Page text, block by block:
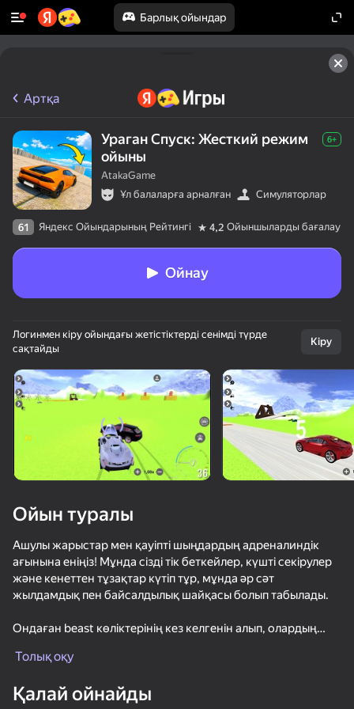
Барлық ойындар
Құрылғыны бұрыңыз
Ойын тек көлденең
бағдарда ғана істейді
Жүктеу
Артқа
Ураган Спуск: Жесткий режим
ойыны
6+
AtakaGame
Ұл балаларға арналған
Симуляторлар
61 Яндекс Ойындарының Рейтингі 4,2 Ойыншыларды бағалау
Ойнау
Логинмен кіру ойындағы жетістіктерді сенімді түрде
сақтайды
Кіру
Ойын туралы
Ашулы жарыстар мен қауіпті шыңдардың адреналиндік
ағынына еніңіз! Мұнда сізді тік беткейлер, күшті секірулер
және кенеттен тұзақтар күтіп тұр, мұнда әр сәт
жылдамдық пен байсалдылық шайқасы болып табылады.
Ондаған beast көліктерінің кез келгенін алып, олардың
секіріңіз және соқтығысқан кезде көліктердің қалай
сіздің ақылсыздығыңыз бен жетегіңіз үшін толық
Толық оқу
Қалай ойнайды